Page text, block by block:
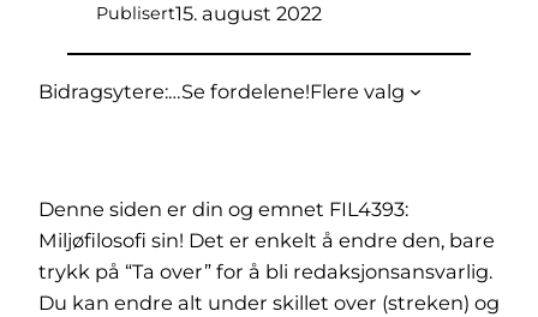
Publisert15. august 2022
Bidragsytere:…Se fordelene!Flere valg
Denne siden er din og emnet FIL4393:
Miljøfilosofi sin! Det er enkelt å endre den, bare
trykk på “Ta over” for å bli redaksjonsansvarlig.
Du kan endre alt under skillet over (streken) og